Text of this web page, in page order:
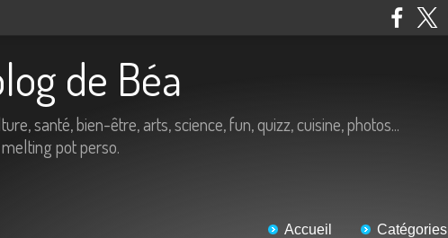
de Béa
santé, bien-être, arts, science, fun, quizz, cuisine, photos...
pot perso.
Accueil Catégories